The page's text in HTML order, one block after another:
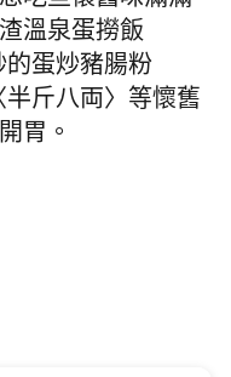
溫泉蛋撈飯
的蛋炒豬腸粉
半斤八両〉等懷舊
胃。